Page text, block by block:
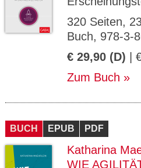
320 Seiten,
Buch, 978-3-
€ 29,90 (D) |
Zum Buch
BUCH EPUB PDF
Katharina
WIE